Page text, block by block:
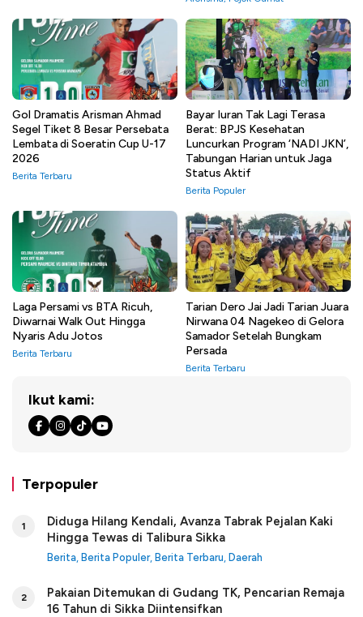
Gol Dramatis Arisman Ahmad
Segel Tiket 8 Besar Persebata
Lembata di Soeratin Cup U-17
2026
Berita Terbaru
Bayar Iuran Tak Lagi Terasa
Berat: BPJS Kesehatan
Luncurkan Program ‘NADI JKN’,
Tabungan Harian untuk Jaga
Status Aktif
Berita Populer
Laga Persami vs BTA Ricuh,
Diwarnai Walk Out Hingga
Nyaris Adu Jotos
Berita Terbaru
Tarian Dero Jai Jadi Tarian Juara
Nirwana 04 Nagekeo di Gelora
Samador Setelah Bungkam
Persada
Berita Terbaru
Ikut kami:
Terpopuler
1
Diduga Hilang Kendali, Avanza Tabrak Pejalan Kaki
Hingga Tewas di Talibura Sikka
Berita, Berita Populer, Berita Terbaru, Daerah
2
Pakaian Ditemukan di Gudang TK, Pencarian Remaja
16 Tahun di Sikka Diintensifkan